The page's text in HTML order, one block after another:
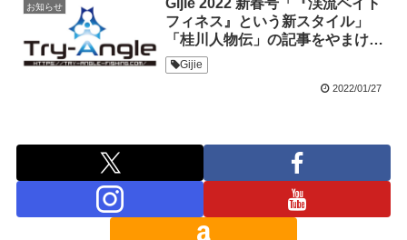
お知らせ
フィネス』という新スタイル」
「桂川人物伝」の記事をやまけん
が担当しました
2022/01/27
Gijie